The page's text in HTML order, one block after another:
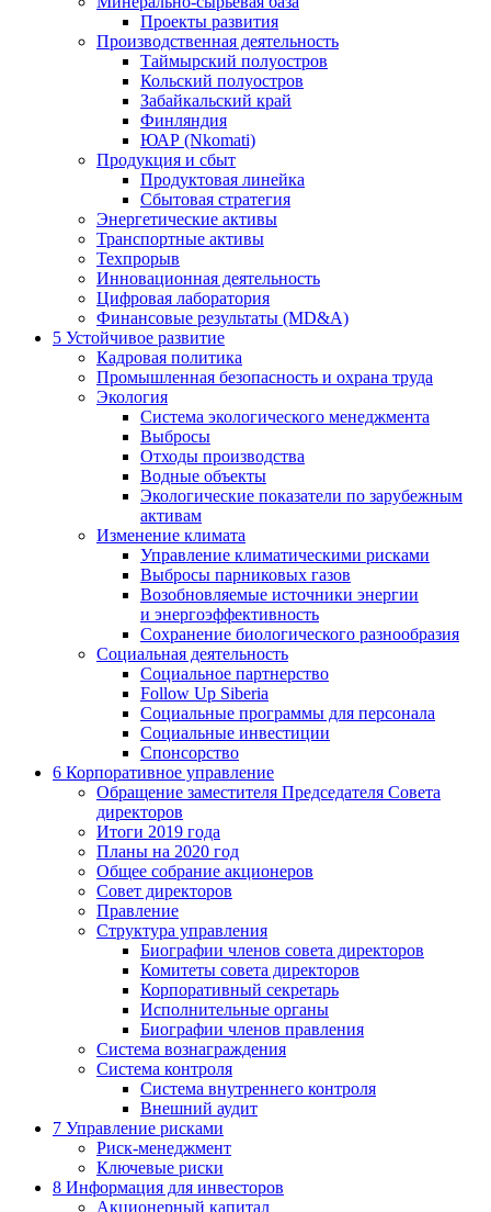
Проекты развития
Производственная деятельность
Таймырский полуостров
Кольский полуостров
Забайкальский край
Финляндия
ЮАР (Nkomati)
Продукция и сбыт
Продуктовая линейка
Сбытовая стратегия
Энергетические активы
Транспортные активы
Техпрорыв
Инновационная деятельность
Цифровая лаборатория
Финансовые результаты (MD&A)
5 Устойчивое развитие
Кадровая политика
Промышленная безопасность и охрана труда
Экология
Система экологического менеджмента
Выбросы
Отходы производства
Водные объекты
Экологические показатели по зарубежным
активам
Изменение климата
Управление климатическими рисками
Выбросы парниковых газов
Возобновляемые источники энергии
и энергоэффективность
Сохранение биологического разнообразия
Социальная деятельность
Социальное партнерство
Follow Up Siberia
Социальные программы для персонала
Социальные инвестиции
Спонсорство
6 Корпоративное управление
Обращение заместителя Председателя Совета
директоров
Итоги 2019 года
Планы на 2020 год
Общее собрание акционеров
Совет директоров
Правление
Структура управления
Биографии членов совета директоров
Комитеты совета директоров
Корпоративный секретарь
Исполнительные органы
Биографии членов правления
Система вознаграждения
Система контроля
Система внутреннего контроля
Внешний аудит
7 Управление рисками
Риск-менеджмент
Ключевые риски
8 Информация для инвесторов
Акционерный капитал